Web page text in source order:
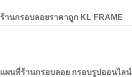
ร้านกรอบลอยราคาถูก KL FRAME
แผนที่ร้านกรอบลอย กรอบรูปออนไลน์